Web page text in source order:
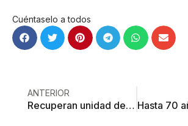
Cuéntaselo a todos
ANTERIOR
Recuperan unidad deportiva “tomada” hace 15 años